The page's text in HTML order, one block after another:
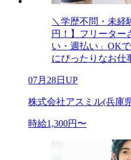
＼学歴不問・未経
円！】フリーター
い・週払い」OK
にぴったりなお仕
07月28日UP
株式会社アスミル(兵庫
時給1,300円〜